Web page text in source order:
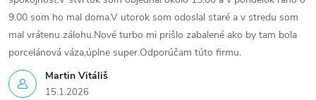
i
s
u
Martin Vitáliš
15.1.2026
9.00 som ho mal doma.V utorok som odoslal staré a v stredu som
mal vrátenu zálohu.Nové turbo mi prišlo zabalené ako by tam bola
porcelánová váza,úplne super.Odporúčam túto firmu.